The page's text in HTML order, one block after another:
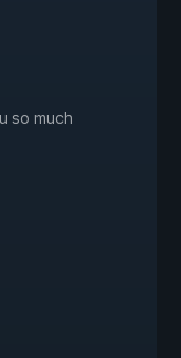
so much